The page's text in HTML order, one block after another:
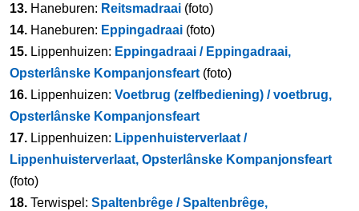
13. Haneburen: Reitsmadraai (foto)
14. Haneburen: Eppingadraai (foto)
15. Lippenhuizen: Eppingadraai / Eppingadraai,
Opsterlânske Kompanjonsfeart (foto)
16. Lippenhuizen: Voetbrug (zelfbediening) / voetbrug,
Opsterlânske Kompanjonsfeart
17. Lippenhuizen: Lippenhuisterverlaat /
Lippenhuisterverlaat, Opsterlânske Kompanjonsfeart
(foto)
18. Terwispel: Spaltenbrêge / Spaltenbrêge,